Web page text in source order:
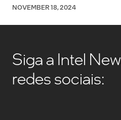
NOVEMBER 18, 2024
Siga a Intel
redes sociais: